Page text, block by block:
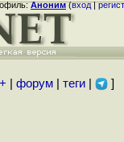
Аноним(вход|
форум| теги| ]